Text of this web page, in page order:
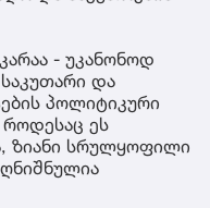
- უკანონოდ
და
პოლიტიკური
როდესაც ეს
ზიანი სრულყოფილი